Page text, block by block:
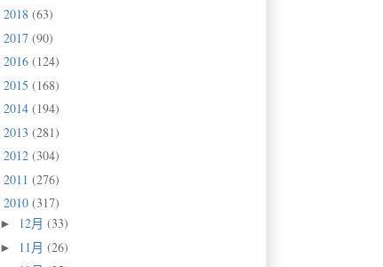
2018 (63)
2017 (90)
2016 (124)
2015 (168)
2014 (194)
2013 (281)
2012 (304)
2011 (276)
2010 (317)
► 12月 (33)
► 11月 (26)